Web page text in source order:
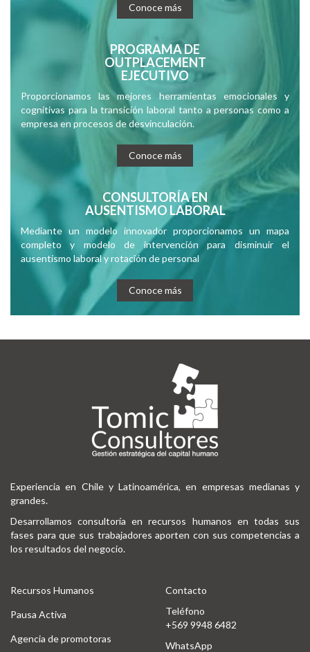
Conoce más
PROGRAMA DE
OUTPLACEMENT
EJECUTIVO
Proporcionamos las mejores herramientas emocionales y
cognitivas para la transición laboral tanto a personas como a
empresa en procesos de desvinculación.
Conoce más
CONSULTORÍA EN
AUSENTISMO LABORAL
Mediante un modelo innovador proporcionamos un mapa
completo y modelo de intervención para disminuir el
ausentismo laboral y rotación de personal
Conoce más
Experiencia en Chile y Latinoamérica, en empresas medianas y
grandes.
Desarrollamos consultoría en recursos humanos en todas sus
fases para que sus trabajadores aporten con sus competencias a
los resultados del negocio.
Recursos Humanos
Pausa Activa
Agencia de promotoras
Contacto
Teléfono
+569 9948 6482
WhatsApp